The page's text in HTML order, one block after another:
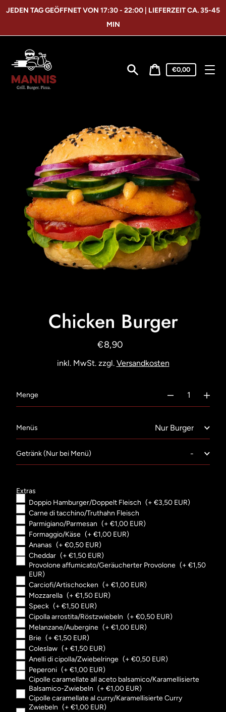
zum
JEDEN TAG GEÖFFNET VON 17:30 - 22:00 | LIEFERZEIT CA. 35-45
MIN
Warenkorb
Warenkorbpreis
€0,00
Chicken Burger
Normaler
€8,90
inkl. MwSt. zzgl. Versandkosten
Menge
Menüs
Getränk (Nur bei Menü)
Extras
Doppio Hamburger/Doppelt Fleisch (+ €3,50 EUR)
Carne di tacchino/Truthahn Fleisch
Parmigiano/Parmesan (+ €1,00 EUR)
Formaggio/Käse (+ €1,00 EUR)
Ananas (+ €0,50 EUR)
Cheddar (+ €1,50 EUR)
Provolone affumicato/Geräucherter Provolone (+ €1,50
EUR)
Carciofi/Artischocken (+ €1,00 EUR)
Mozzarella (+ €1,50 EUR)
Speck (+ €1,50 EUR)
Cipolla arrostita/Röstzwiebeln (+ €0,50 EUR)
Melanzane/Aubergine (+ €1,00 EUR)
Brie (+ €1,50 EUR)
Coleslaw (+ €1,50 EUR)
Anelli di cipolla/Zwiebelringe (+ €0,50 EUR)
Peperoni (+ €1,00 EUR)
Cipolle caramellate all aceto balsamico/Karamellisierte
Balsamico-Zwiebeln (+ €1,00 EUR)
Cipolle caramellate al curry/Karamellisierte Curry
Zwiebeln (+ €1,00 EUR)
€8,90